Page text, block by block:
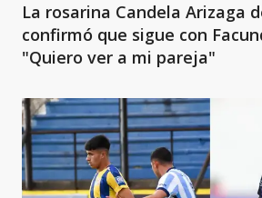
La rosarina Candela Arizaga
confirmó que sigue con
"Quiero ver a mi pareja"